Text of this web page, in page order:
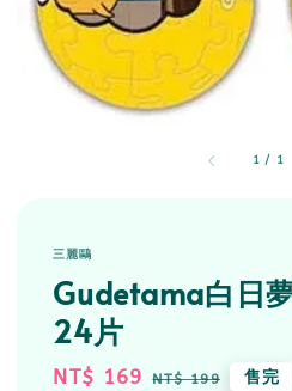
1 / 1
三麗鷗
Gudetama白日
24片
Sale
NT$ 169 Regular
NT$ 199 售完